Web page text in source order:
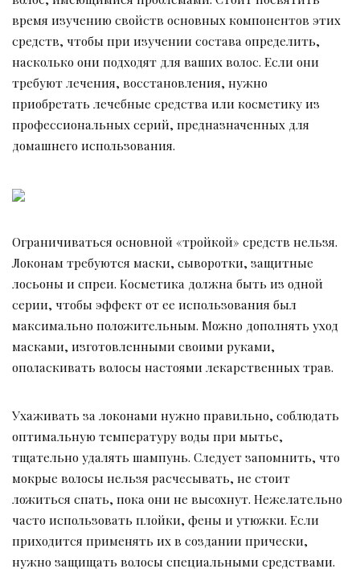
время изучению свойств основных компонентов этих
средств, чтобы при изучении состава определить,
насколько они подходят для ваших волос. Если они
требуют лечения, восстановления, нужно
приобретать лечебные средства или косметику из
профессиональных серий, предназначенных для
домашнего использования.
Ограничиваться основной «тройкой» средств нельзя.
Локонам требуются маски, сыворотки, защитные
лосьоны и спреи. Косметика должна быть из одной
серии, чтобы эффект от ее использования был
максимально положительным. Можно дополнять уход
масками, изготовленными своими руками,
ополаскивать волосы настоями лекарственных трав.
Ухаживать за локонами нужно правильно, соблюдать
оптимальную температуру воды при мытье,
тщательно удалять шампунь. Следует запомнить, что
мокрые волосы нельзя расчесывать, не стоит
ложиться спать, пока они не высохнут. Нежелательно
часто использовать плойки, фены и утюжки. Если
приходится применять их в создании прически,
нужно защищать волосы специальными средствами.